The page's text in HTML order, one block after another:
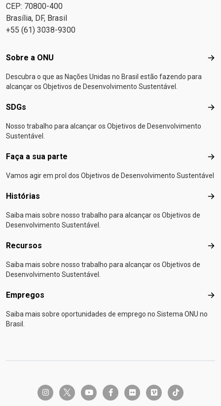
CEP: 70800-400
Brasília, DF, Brasil
+55 (61) 3038-9300
Footer menu
Sobre a ONU
Descubra o que as Nações Unidas no Brasil estão fazendo para
alcançar os Objetivos de Desenvolvimento Sustentável.
SDGs
Nosso trabalho para alcançar os Objetivos de Desenvolvimento
Sustentável.
Faça a sua parte
Vamos agir em prol dos Objetivos de Desenvolvimento Sustentável
Histórias
Saiba mais sobre nosso trabalho para alcançar os Objetivos de
Desenvolvimento Sustentável.
Recursos
Saiba mais sobre nosso trabalho para alcançar os Objetivos de
Desenvolvimento Sustentável.
Empregos
Saiba mais sobre oportunidades de emprego no Sistema ONU no
Brasil.
instagramtwitter-x youtube facebook-fflickr vimeo tiktok